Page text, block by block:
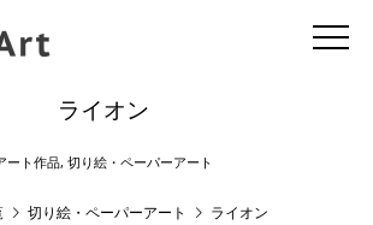
ライオン
ート作品, 切り絵・ペーパーアート
切り絵・ペーパーアート ライオン